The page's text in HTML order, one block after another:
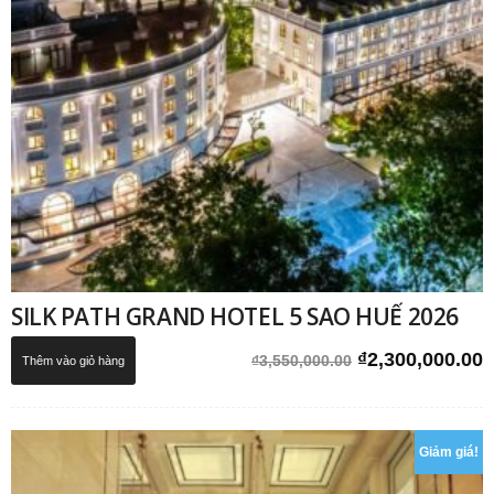
SILK PATH GRAND HOTEL 5 SAO HUẾ 2026
₫3,550,000.00 Giá
₫3,550,000.00.
₫2,300,000.00
Thêm vào giỏ hàng
Giảm giá!